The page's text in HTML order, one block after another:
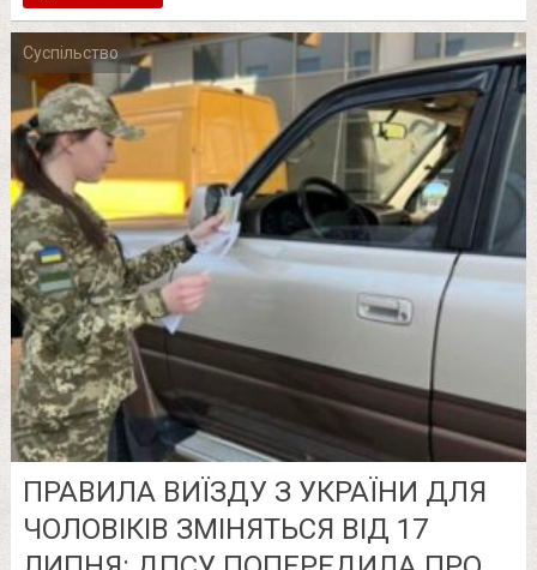
Суспільство
ПРАВИЛА ВИЇЗДУ З УКРАЇНИ ДЛЯ
ЧОЛОВІКІВ ЗМІНЯТЬСЯ ВІД 17